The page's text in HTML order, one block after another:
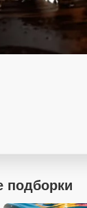
подборки